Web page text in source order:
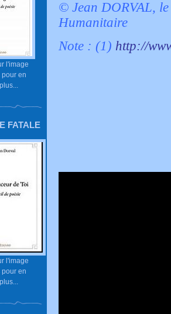
l'image
pour en
FATALE
l'image
pour en
© Jean DORVAL,
Humanitaire
Note : (1) http://